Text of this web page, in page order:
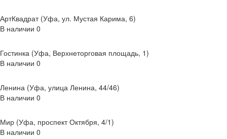
АртКвадрат (Уфа, ул. Мустая Карима, 6)
В наличии 0
Гостинка (Уфа, Верхнеторговая площадь, 1)
В наличии 0
Ленина (Уфа, улица Ленина, 44/46)
В наличии 0
Мир (Уфа, проспект Октября, 4/1)
В наличии 0